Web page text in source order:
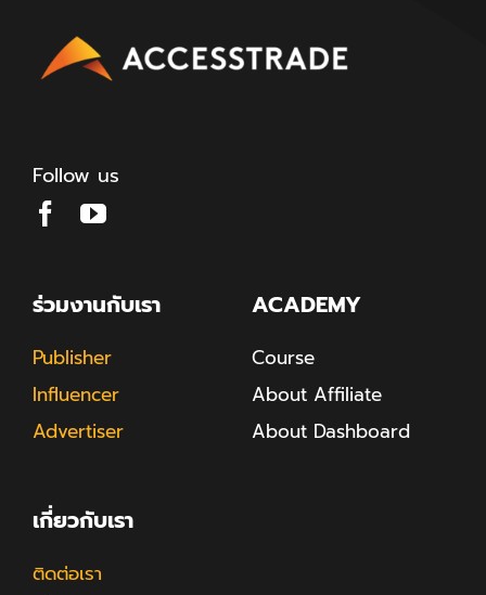
Follow us
ร่วมงานกับเรา
Publisher
Influencer
Advertiser
ACADEMY
Course
About Affiliate
About Dashboard
เกี่ยวกับเรา
ติดต่อเรา